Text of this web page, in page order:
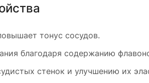
тонус сосудов.
благодаря содержанию
стенок и улучшению их